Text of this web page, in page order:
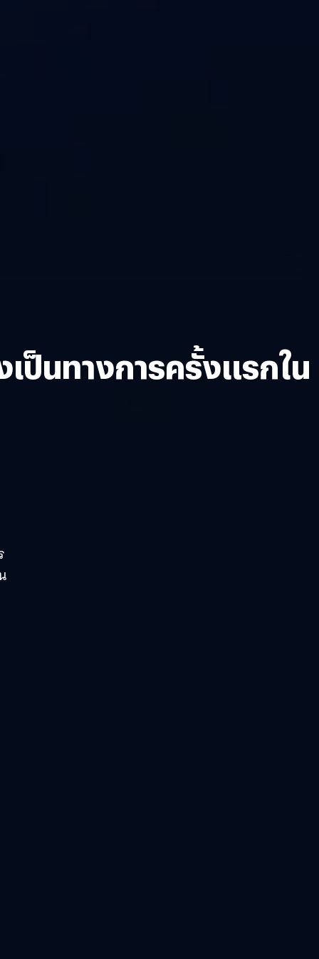
ป็นทางการครั้งแรกใน